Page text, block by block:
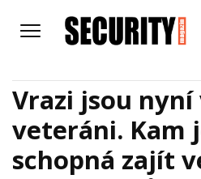
Vrazi jsou
veteráni. Kam
schopná zajít